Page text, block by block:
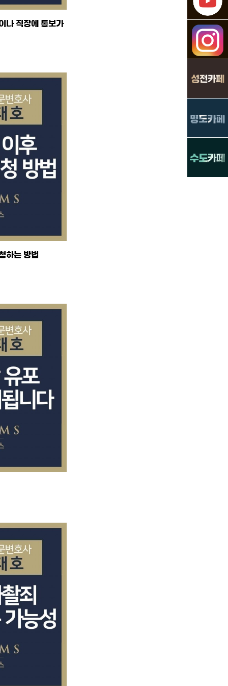
나 직장에 통보가
하는 방법